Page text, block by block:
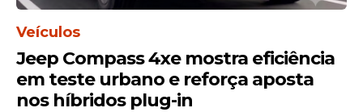
Veículos
Jeep Compass 4xe mostra eficiência
em teste urbano e reforça aposta
nos híbridos plug-in